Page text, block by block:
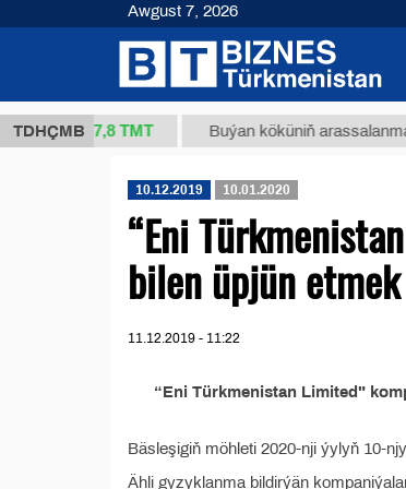
TDHÇMB
(kg.) 37,8 ТМТ Buýan köküniň
10.12.2019 10.01.2020
“Eni
bilen üpjün
11.12.2019 - 11:22
“Eni Türkmenistan Limited"
Bäsleşigiň möhleti 2020-nji ýylyň 10-
Ähli gyzyklanma bildirýän
Awgust 7, 2026